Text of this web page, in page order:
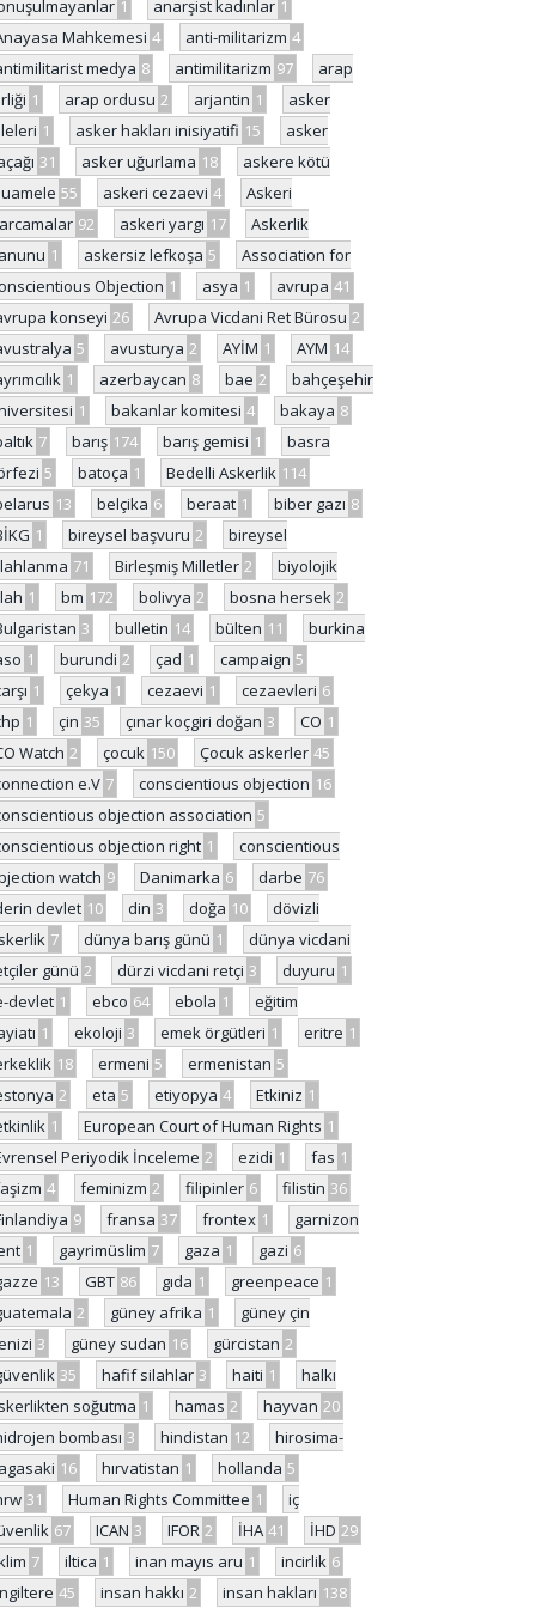
1 anarşist kadınlar 1
Mahkemesi 4 anti-militarizm 4
medya 8 antimilitarizm 97
arap
1 arap ordusu 2 arjantin 1
asker
1 asker hakları inisiyatifi 15
asker
31 asker uğurlama 18
askere kötü
55 askeri cezaevi 4
Askeri
92 askeri yargı 17
Askerlik
1 askersiz lefkoşa 5
Association for
Objection 1 asya 1 avrupa 41
konseyi 26 Avrupa Vicdani Ret Bürosu 2
5 avusturya 2 AYİM 1 AYM 14
1 azerbaycan 8 bae 2
bahçeşehir
1 bakanlar komitesi 4 bakaya 8
7 barış 174 barış gemisi 1
basra
5 batoça 1 Bedelli Askerlik 114
13 belçika 6 beraat 1 biber gazı 8
1 bireysel başvuru 2
bireysel
71 Birleşmiş Milletler 2
biyolojik
1 bm 172 bolivya 2 bosna hersek 2
3 bulletin 14 bülten 11
burkina
1 burundi 2 çad 1 campaign 5
1 çekya 1 cezaevi 1 cezaevleri 6
1 çin 35 çınar koçgiri doğan 3 CO 1
Watch 2 çocuk 150 Çocuk askerler 45
e.V 7 conscientious objection 16
objection association 5
objection right 1
conscientious
watch 9 Danimarka 6 darbe 76
devlet 10 din 3 doğa 10
dövizli
7 dünya barış günü 1
dünya vicdani
günü 2 dürzi vicdani retçi 3 duyuru 1
devlet 1 ebco 64 ebola 1
eğitim
1 ekoloji 3 emek örgütleri 1 eritre 1
18 ermeni 5 ermenistan 5
2 eta 5 etiyopya 4 Etkiniz 1
1 European Court of Human Rights 1
Periyodik İnceleme 2 ezidi 1 fas 1
4 feminizm 2 filipinler 6 filistin 36
9 fransa 37 frontex 1
garnizon
1 gayrimüslim 7 gaza 1 gazi 6
13 GBT 86 gıda 1 greenpeace 1
2 güney afrika 1
güney çin
3 güney sudan 16 gürcistan 2
35 hafif silahlar 3 haiti 1
halkı
soğutma 1 hamas 2 hayvan 20
bombası 3 hindistan 12
hirosima-
16 hırvatistan 1 hollanda 5
31 Human Rights Committee 1
iç
67 ICAN 3 IFOR 2 İHA 41 İHD 29
7 iltica 1 inan mayıs aru 1 incirlik 6
45 insan hakkı 2 insan hakları 138